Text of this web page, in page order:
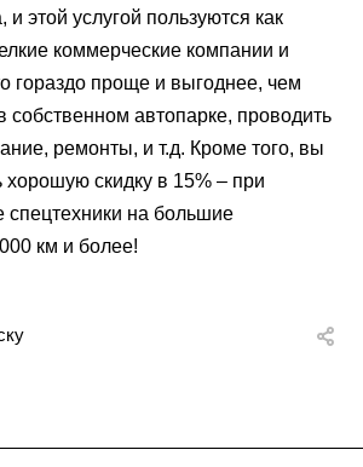
и этой услугой пользуются как
коммерческие компании и
гораздо проще и выгоднее, чем
собственном автопарке, проводить
ремонты, и т.д. Кроме того, вы
хорошую скидку в 15% – при
спецтехники на большие
км и более!